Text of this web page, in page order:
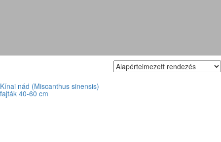
Kínai nád (Miscanthus sinensis)
fajták 40-60 cm